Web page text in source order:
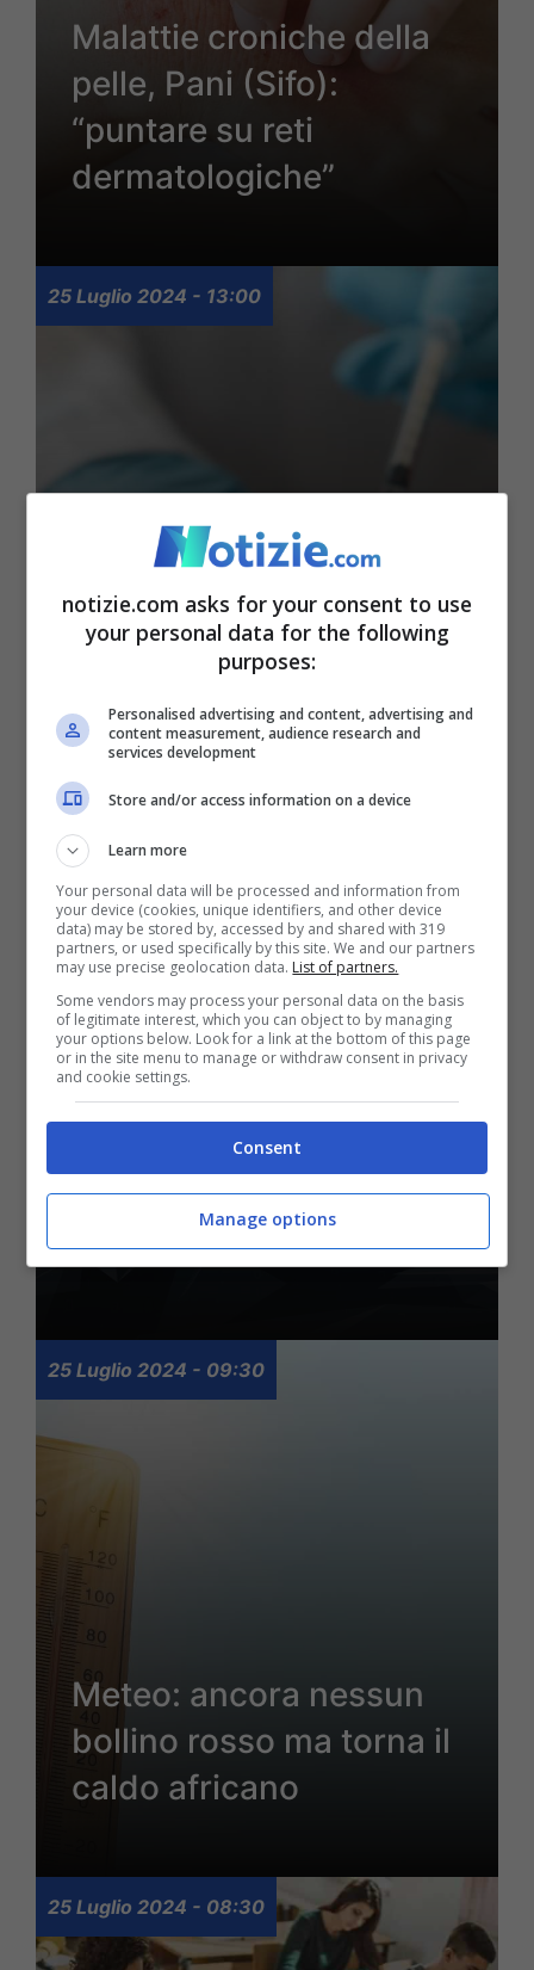
Malattie croniche della
pelle, Pani (Sifo):
“puntare su reti
dermatologiche”
25 Luglio 2024 - 13:00
Vaccini: Governo
impugna legge Puglia su
obbligo comunicazione
25 Luglio 2024 - 11:00
DeepL: assistente di
scrittura IA aggiunge
nuove lingue, come
funziona il servizio
25 Luglio 2024 - 09:30
Meteo: ancora nessun
bollino rosso ma torna il
caldo africano
25 Luglio 2024 - 08:30
notizie.com asks for your consent to use
your personal data for the following
purposes:
Personalised advertising and content, advertising and
content measurement, audience research and
services development
Store and/or access information on a device
Learn more
Your personal data will be processed and information from
your device (cookies, unique identifiers, and other device
data) may be stored by, accessed by and shared with 319
partners, or used specifically by this site. We and our partners
may use precise geolocation data. List of partners.
Some vendors may process your personal data on the basis
of legitimate interest, which you can object to by managing
your options below. Look for a link at the bottom of this page
or in the site menu to manage or withdraw consent in privacy
and cookie settings.
Consent
Manage options